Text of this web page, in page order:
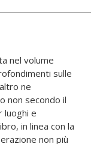
nel volume
sulle
ne
non secondo il
luoghi e
in linea con la
non più